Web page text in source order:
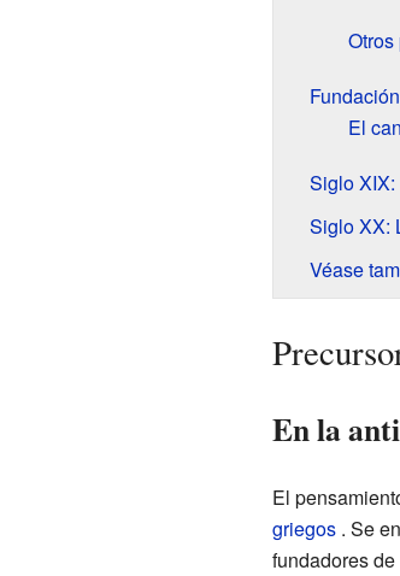
Otros
El
Siglo
Siglo XX:
Véase
En la
El
griegos. Se
fundadores